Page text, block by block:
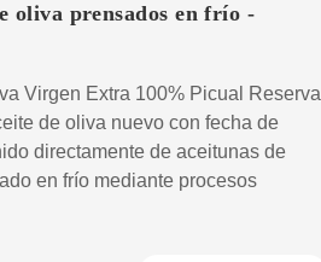
oliva prensados en frío -
Virgen Extra 100% Picual Reserva
de oliva nuevo con fecha de
directamente de aceitunas de
en frío mediante procesos